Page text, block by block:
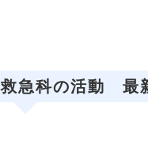
救急科の活動 最